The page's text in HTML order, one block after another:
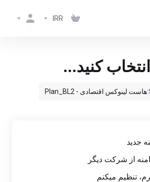
IRR
کنید...
هاست لینوکس اقتصادی - Plan_BL2
جدید
از شرکت دیگر
تنظیم میکنم